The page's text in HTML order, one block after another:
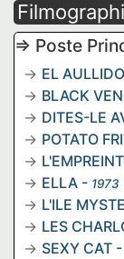
=> Poste
EL
BLACK
DITES-LE
POTATO
ELLA - 1973
L'ILE
LES
SEXY CAT -